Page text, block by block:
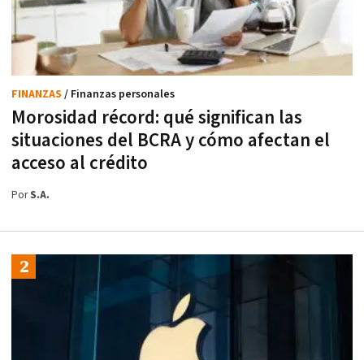
Morosidad récord: qué significan las
situaciones del BCRA y cómo afectan el
acceso al crédito
FINANZAS / Finanzas personales
PorS.A.